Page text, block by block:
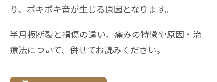
り、ポキポキ音が生じる原因となります。
半月板断裂と損傷の違い、痛みの特徴や原因・治
療法について、併せてお読みください。